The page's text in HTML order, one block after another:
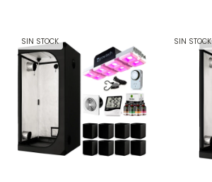
SIN STOCK SIN STOCK